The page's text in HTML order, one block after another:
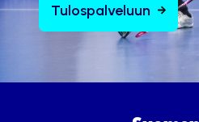
Tulospalveluun